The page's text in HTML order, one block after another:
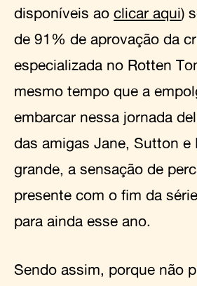
disponíveis ao clicar aqui)
de 91% de aprovação da
especializada no Rotten
mesmo tempo que a
embarcar nessa jornada
das amigas Jane, Sutton e
grande, a sensação de
presente com o fim da
para ainda esse ano.
Sendo assim, porque não